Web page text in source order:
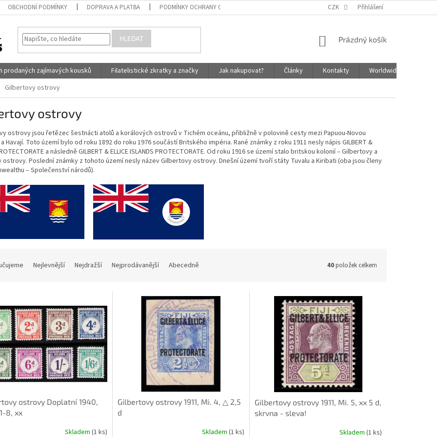
OBCHODNÍ PODMÍNKY DOPRAVA A PLATBA PODMÍNKY OCHRANY OSOBNÍCH ÚDAJŮ ZÁSADY SOUBORŮ COOKIES
CZK Přihlášení
HLEDAT
NÁKUPNÍ
Prázdný košík
prodaných zajímavých kousků Filatelistické zkratky a značky Jak nakupovat? Články Kontakty
Worldwide Shipping
Gilbertovy ostrovy
ostrovy
ostrovy jsou řetězec šestnácti atolů a korálových ostrovů v Tichém oceánu, přibližně v polovině cesty mezi Papuou-Novou
Havají. Toto území bylo od roku 1892 do roku 1976 součástí Britského impéria. Rané známky z roku 1911 nesly nápis GILBERT &
a následně GILBERT & ELLICE ISLANDS PROTECTORATE. Od roku 1916 se území stalo britskou kolonií – Gilbertovy a
ostrovy. Poslední známky z tohoto území nesly název Gilbertovy ostrovy. Dnešní území tvoří státy Tuvalu a Kiribati (oba jsou členy
– Společenství národů).
Nejlevnější Nejdražší Nejprodávanější Abecedně 40položek celkem
ostrovy Doplatní 1940,
8, xx
Skladem (1 ks)
Gilbertovy ostrovy 1911, Mi. 4, △ 2,5
d
Skladem (1 ks)
Gilbertovy ostrovy 1911, Mi. 5, xx 5 d,
skrvna - sleva!
Skladem (1 ks)